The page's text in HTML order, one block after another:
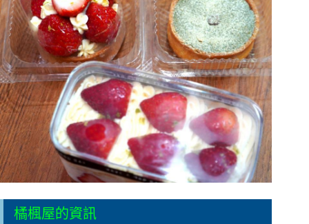
橘楓屋的資訊